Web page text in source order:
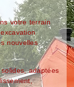
votre terrain
nouvelles
adaptées